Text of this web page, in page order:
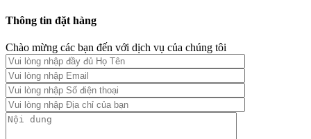
Thông tin đặt hàng
Chào mừng các bạn đến với dịch vụ của chúng tôi